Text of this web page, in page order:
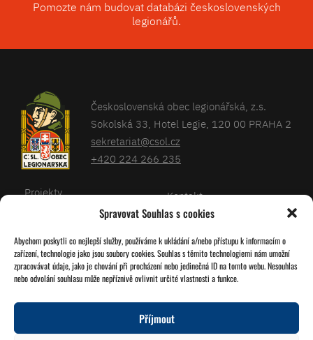
Spravovat Souhlas s cookies
Abychom poskytli co nejlepší služby, používáme k ukládání a/nebo přístupu k informacím o
zařízení, technologie jako jsou soubory cookies. Souhlas s těmito technologiemi nám umožní
zpracovávat údaje, jako je chování při procházení nebo jedinečná ID na tomto webu. Nesouhlas
nebo odvolání souhlasu může nepříznivě ovlivnit určité vlastnosti a funkce.
Příjmout
Pomozte nám budovat databázi československých
legionářů.
Československá obec legionářská, z.s.
Sokolská 33, Hotel Legie, 120 00 PRAHA 2
sekretariat@csol.cz
+420 224 266 235
Sledujte nás!
Projekty
Kalendář
O nás
Kontakt
Databáze legionářů
Pro členy
Zásady cookies